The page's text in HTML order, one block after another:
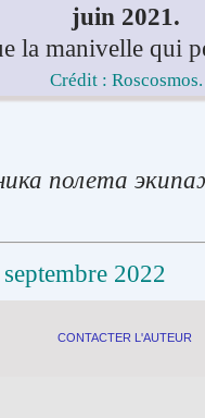
juin 2021.
la manivelle qui
Crédit : Roscosmos.
полета
2022
CONTACTER L'AUTEUR